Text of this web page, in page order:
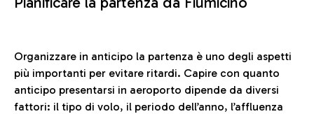
Organizzare in anticipo la partenza è uno degli aspetti
più importanti per evitare ritardi. Capire con quanto
anticipo presentarsi in aeroporto dipende da diversi
fattori: il tipo di volo, il periodo dell’anno, l’affluenza